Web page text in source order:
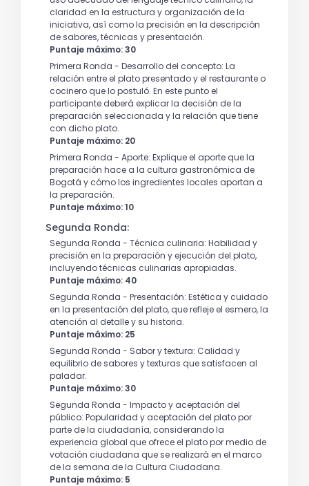
claridad en la estructura y organización de la
iniciativa, así como la precisión en la descripción
de sabores, técnicas y presentación.
Puntaje máximo: 30
Primera Ronda - Desarrollo del concepto: La
relación entre el plato presentado y el restaurante o
cocinero que lo postuló. En este punto el
participante deberá explicar la decisión de la
preparación seleccionada y la relación que tiene
con dicho plato.
Puntaje máximo: 20
Primera Ronda - Aporte: Explique el aporte que la
preparación hace a la cultura gastronómica de
Bogotá y cómo los ingredientes locales aportan a
la preparación.
Puntaje máximo: 10
Segunda Ronda:
Segunda Ronda - Técnica culinaria: Habilidad y
precisión en la preparación y ejecución del plato,
incluyendo técnicas culinarias apropiadas.
Puntaje máximo: 40
Segunda Ronda - Presentación: Estética y cuidado
en la presentación del plato, que refleje el esmero, la
atención al detalle y su historia.
Puntaje máximo: 25
Segunda Ronda - Sabor y textura: Calidad y
equilibrio de sabores y texturas que satisfacen al
paladar.
Puntaje máximo: 30
Segunda Ronda - Impacto y aceptación del
público: Popularidad y aceptación del plato por
parte de la ciudadanía, considerando la
experiencia global que ofrece el plato por medio de
votación ciudadana que se realizará en el marco
de la semana de la Cultura Ciudadana.
Puntaje máximo: 5